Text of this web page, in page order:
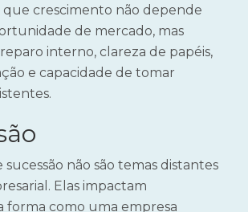
crescimento não depende
de mercado, mas
interno, clareza de papéis,
e capacidade de tomar
sucessão não são temas distantes
Elas impactam
forma como uma empresa